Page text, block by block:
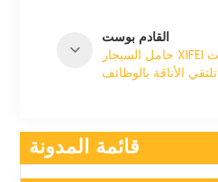
القادم بوست
حامل السيجار XIFEI مع لكمة السيجار: حيث
تلتقي الأناقة بالوظائف
قائمة المدونة